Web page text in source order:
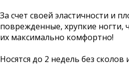
За счет своей эластичности и
поврежденные, хрупкие ногти,
их максимально комфортно!
Носятся до 2 недель без сколов